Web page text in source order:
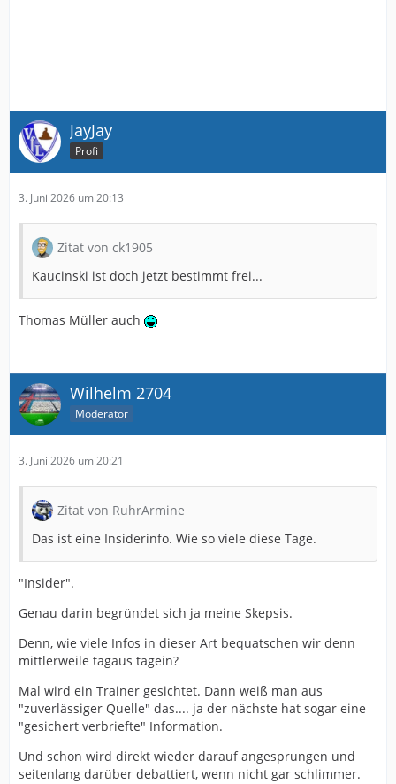
JayJay
Profi
3. Juni 2026 um 20:13
Zitat von ck1905
Kaucinski ist doch jetzt bestimmt frei...
Thomas Müller auch
Wilhelm 2704
Moderator
3. Juni 2026 um 20:21
Zitat von RuhrArmine
Das ist eine Insiderinfo. Wie so viele diese Tage.
"Insider".
Genau darin begründet sich ja meine Skepsis.
Denn, wie viele Infos in dieser Art bequatschen wir denn
mittlerweile tagaus tagein?
Mal wird ein Trainer gesichtet. Dann weiß man aus
"zuverlässiger Quelle" das.... ja der nächste hat sogar eine
"gesichert verbriefte" Information.
Und schon wird direkt wieder darauf angesprungen und
seitenlang darüber debattiert, wenn nicht gar schlimmer.